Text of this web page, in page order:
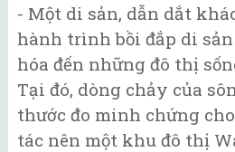
- Một di sản, dẫn dắt
hành trình bồi đắp di
hóa đến những đô thị
Tại đó, dòng chảy của
thước đo minh chứng
tác nên một khu đô thị